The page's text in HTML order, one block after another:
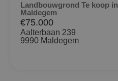
Landbouwgrond Te koop in
Maldegem
€75.000
Aalterbaan 239
9990 Maldegem